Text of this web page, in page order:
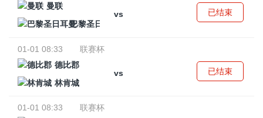
曼联
vs
巴黎圣日耳曼
已结束
01-01 08:33
联赛杯
德比郡
vs
林肯城
已结束
01-01 08:33
联赛杯